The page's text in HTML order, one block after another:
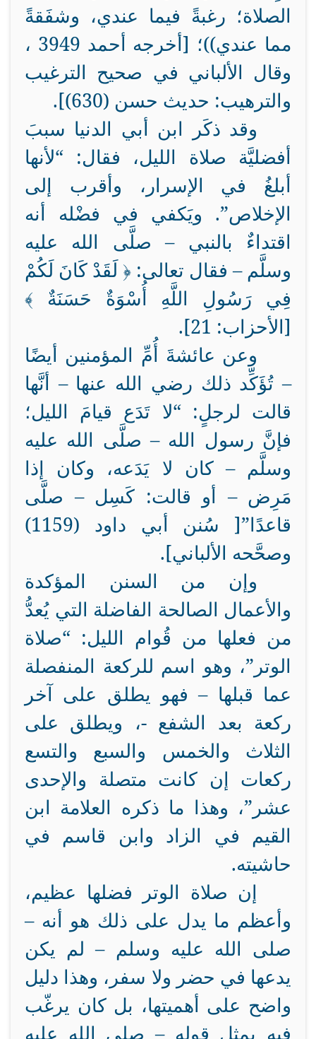
الصلاة؛ رغبةً فيما عندي، وشفَقةً
مما عندي))؛ [أخرجه أحمد 3949 ،
وقال الألباني في صحيح الترغيب
والترهيب: حديث حسن (630)].
وقد ذكَر ابن أبي الدنيا سببَ
أفضليَّة صلاة الليل، فقال: “لأنها
أبلغُ في الإسرار، وأقرب إلى
الإخلاص”. ويَكفي في فضْله أنه
اقتداءٌ بالنبي – صلَّى الله عليه
وسلَّم – فقال تعالى: ﴿ لَقَدْ كَانَ لَكُمْ
فِي رَسُولِ اللَّهِ أُسْوَةٌ حَسَنَةٌ ﴾
[الأحزاب: 21].
وعن عائشةَ أُمِّ المؤمنين أيضًا
– تُؤَكِّد ذلك رضي الله عنها – أنَّها
قالت لرجلٍ: “لا تَدَع قيامَ الليل؛
فإنَّ رسول الله – صلَّى الله عليه
وسلَّم – كان لا يَدَعه، وكان إذا
مَرِض – أو قالت: كَسِل – صلَّى
قاعدًا”[ سُنن أبي داود (1159)
وصحَّحه الألباني].
وإن من السنن المؤكدة
والأعمال الصالحة الفاضلة التي يُعدُّ
من فعلها من قُوام الليل: “صلاة
الوتر”، وهو اسم للركعة المنفصلة
عما قبلها – فهو يطلق على آخر
ركعة بعد الشفع -، ويطلق على
الثلاث والخمس والسبع والتسع
ركعات إن كانت متصلة والإحدى
عشر”، وهذا ما ذكره العلامة ابن
القيم في الزاد وابن قاسم في
حاشيته.
إن صلاة الوتر فضلها عظيم،
وأعظم ما يدل على ذلك هو أنه –
صلى الله عليه وسلم – لم يكن
يدعها في حضر ولا سفر، وهذا دليل
واضح على أهميتها، بل كان يرغّب
فيه بمثل قوله – صلى الله عليه